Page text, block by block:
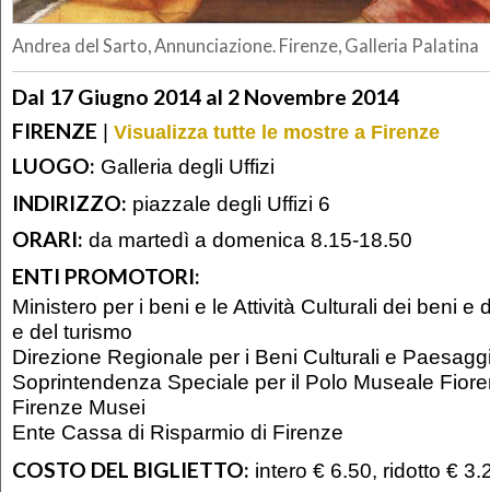
Andrea del Sarto, Annunciazione. Firenze, Galleria Palatina
Dal 17 Giugno 2014 al 2 Novembre 2014
FIRENZE | Visualizza tutte le mostre a Firenze
LUOGO: Galleria degli Uffizi
INDIRIZZO: piazzale degli Uffizi 6
ORARI: da martedì a domenica 8.15-18.50
ENTI PROMOTORI:
Ministero per i beni e le Attività Culturali dei beni e
e del turismo
Direzione Regionale per i Beni Culturali e
Soprintendenza Speciale per il Polo Museale
Firenze Musei
Ente Cassa di Risparmio di Firenze
COSTO DEL BIGLIETTO: intero € 6.50, ridotto €